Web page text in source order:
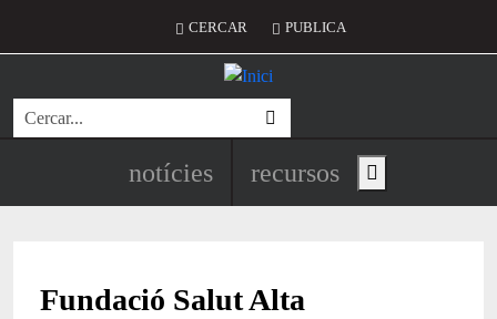
Menú del compte d'usuari
CERCAR PUBLICA
Cerca
Navegació principal de
notícies recursos Show main menu
Fundació Salut Alta